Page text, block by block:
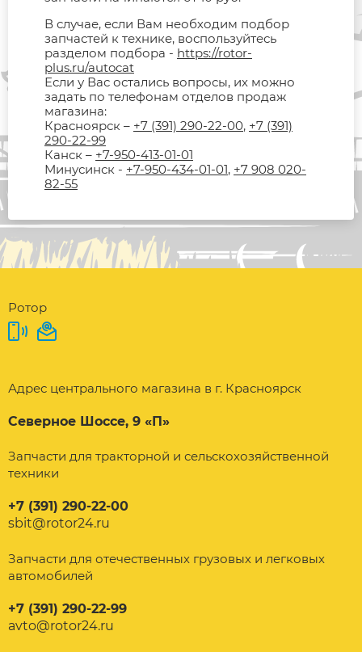
В случае, если Вам необходим подбор
запчастей к технике, воспользуйтесь
разделом подбора - https://rotor-
plus.ru/autocat
Если у Вас остались вопросы, их можно
задать по телефонам отделов продаж
магазина:
Красноярск – +7 (391) 290-22-00, +7 (391)
290-22-99
Канск – +7-950-413-01-01
Минусинск - +7-950-434-01-01, +7 908 020-
82-55
Ротор
Адрес центрального магазина в г. Красноярск
Северное Шоссе, 9 «П»
Запчасти для тракторной и сельскохозяйственной
техники
+7 (391) 290-22-00
sbit@rotor24.ru
Запчасти для отечественных грузовых и легковых
автомобилей
+7 (391) 290-22-99
avto@rotor24.ru